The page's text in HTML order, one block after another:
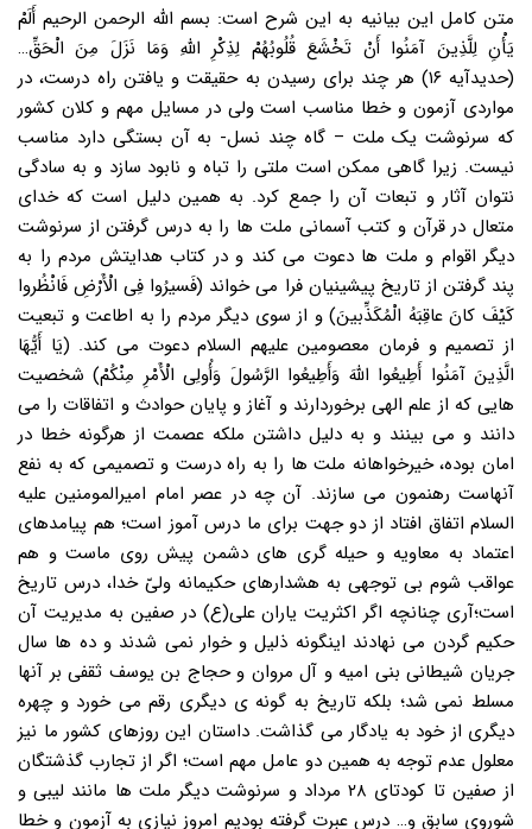
متن کامل این بیانیه به این شرح است: بسم الله الرحمن الرحیم أَلَمْ
یَأْنِ لِلَّذِینَ آمَنُوا أَنْ تَخْشَعَ قُلُوبُهُمْ لِذِکْرِ اللَّهِ وَمَا نَزَلَ مِنَ الْحَقِّ…
(حدیدآیه ۱۶) هر چند برای رسیدن به حقیقت و یافتن راه درست، در
مواردی آزمون و خطا مناسب است ولی در مسایل مهم و کلان کشور
که سرنوشت یک ملت – گاه چند نسل- به آن بستگی دارد مناسب
نیست. زیرا گاهی ممکن است ملتی را تباه و نابود سازد و به سادگی
نتوان آثار و تبعات آن را جمع کرد. به همین دلیل است که خدای
متعال در قرآن و کتب آسمانی ملت ها را به درس گرفتن از سرنوشت
دیگر اقوام و ملت ها دعوت می کند و در کتاب هدایتش مردم را به
پند گرفتن از تاریخ پیشینیان فرا می خواند (فَسیرُوا فِی الْأَرْضِ فَانْظُروا
کَیْفَ کانَ عاقِبَهُ الْمُکَذِّبینَ) و از سوی دیگر مردم را به اطاعت و تبعیت
از تصمیم و فرمان معصومین علیهم السلام دعوت می کند. (یَا أَیُّهَا
الَّذِینَ آمَنُوا أَطِیعُوا اللَّهَ وَأَطِیعُوا الرَّسُولَ وَأُولِی الْأَمْرِ مِنْکُمْ) شخصیت
هایی که از علم الهی برخوردارند و آغاز و پایان حوادث و اتفاقات را می
دانند و می بینند و به دلیل داشتن ملکه عصمت از هرگونه خطا در
امان بوده، خیرخواهانه ملت ها را به راه درست و تصمیمی که به نفع
آنهاست رهنمون می سازند. آن چه در عصر امام امیرالمومنین علیه
السلام اتفاق افتاد از دو جهت برای ما درس آموز است؛ هم پیامدهای
اعتماد به معاویه و حیله گری های دشمن پیش روی ماست و هم
عواقب شوم بی توجهی به هشدارهای حکیمانه ولیّ خدا، درس تاریخ
است؛آری چنانچه اگر اکثریت یاران علی(ع) در صفین به مدیریت آن
حکیم گردن می نهادند اینگونه ذلیل و خوار نمی شدند و ده ها سال
جریان شیطانی بنی امیه و آل مروان و حجاج بن یوسف ثقفی بر آنها
مسلط نمی شد؛ بلکه تاریخ به گونه ی دیگری رقم می خورد و چهره
دیگری از خود به یادگار می گذاشت. داستان این روزهای کشور ما نیز
معلول عدم توجه به همین دو عامل مهم است؛ اگر از تجارب گذشتگان
از صفین تا کودتای ۲۸ مرداد و سرنوشت دیگر ملت ها مانند لیبی و
شوروی سابق و… درس عبرت گرفته بودیم امروز نیازی به آزمون و خطا